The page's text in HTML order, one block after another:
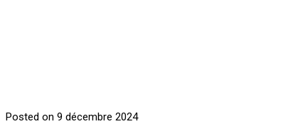
Posted on 9 décembre 2024